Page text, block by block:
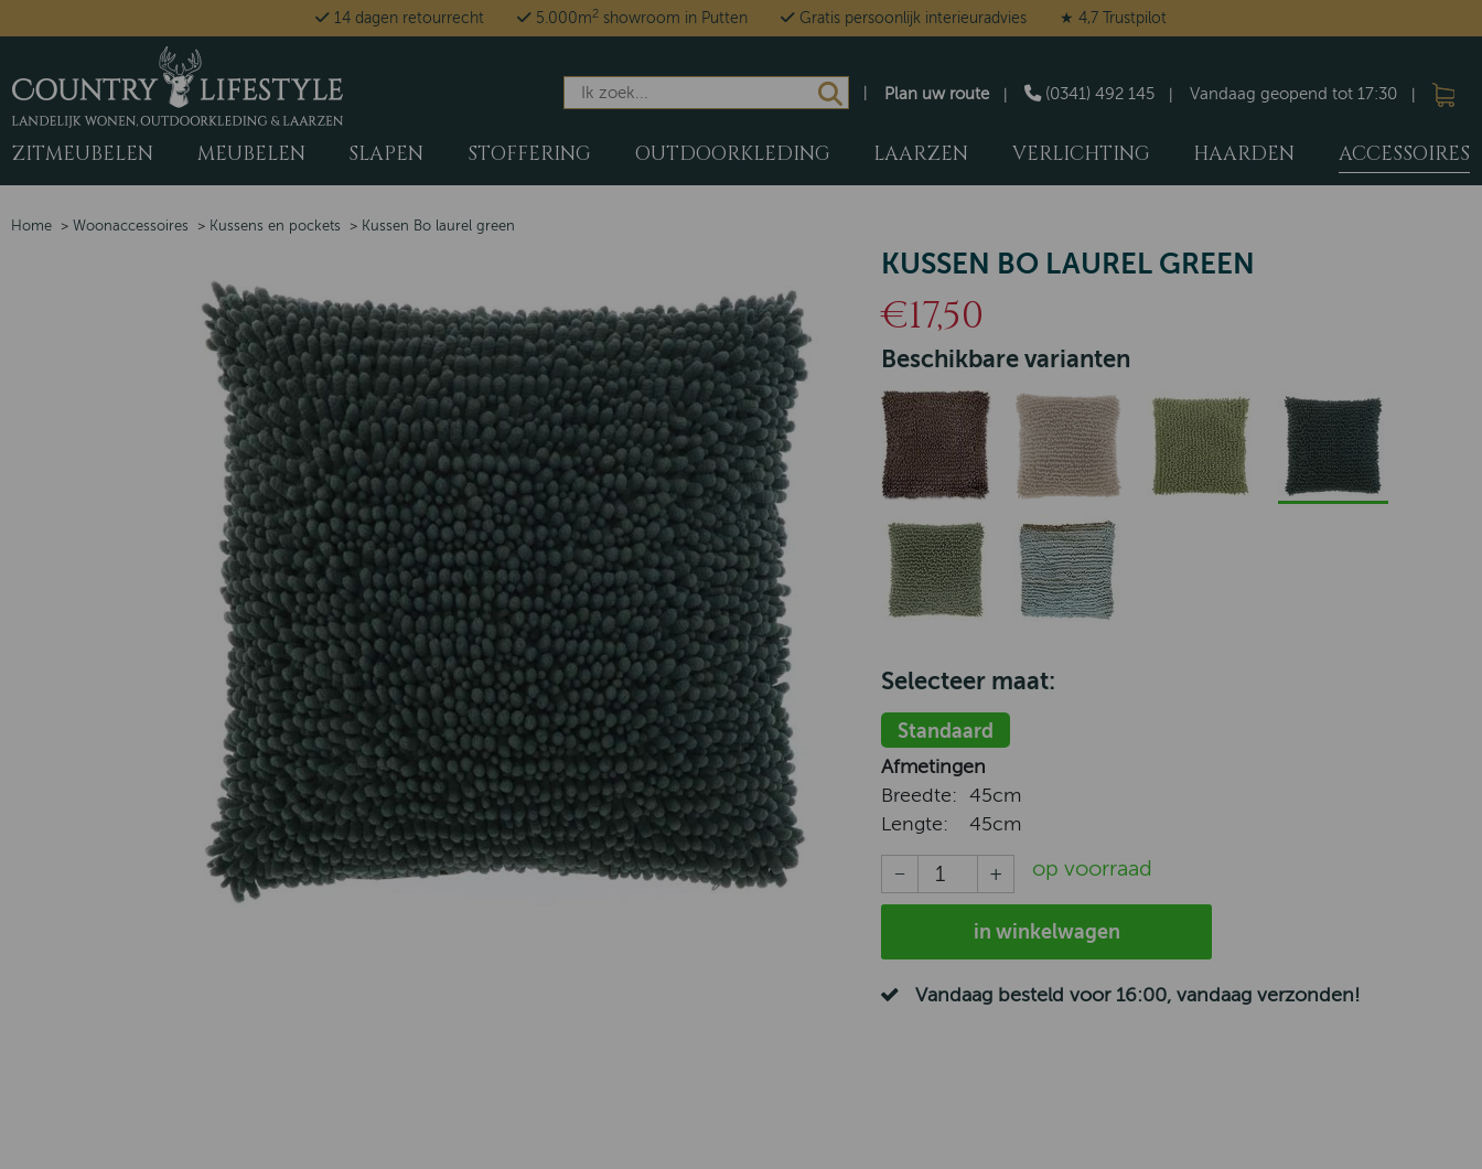
14 dagen retourrecht 5.000m2 showroom in Putten Gratis persoonlijk interieuradvies ★ 4,7 Trustpilot
Vandaag geopend tot 17:30
(0341) 492 145
Plan uw route
ZITMEUBELEN MEUBELEN SLAPEN STOFFERING OUTDOORKLEDING LAARZEN VERLICHTING HAARDEN ACCESSOIRES
Home > Woonaccessoires > Kussens en pockets > Kussen Bo laurel green
KUSSEN BO LAUREL GREEN
€17,50
Beschikbare varianten
Selecteer maat:
Standaard
Afmetingen
Breedte: 45cm
Lengte:
45cm
op voorraad
in winkelwagen
Vandaag besteld voor 16:00, vandaag verzonden!